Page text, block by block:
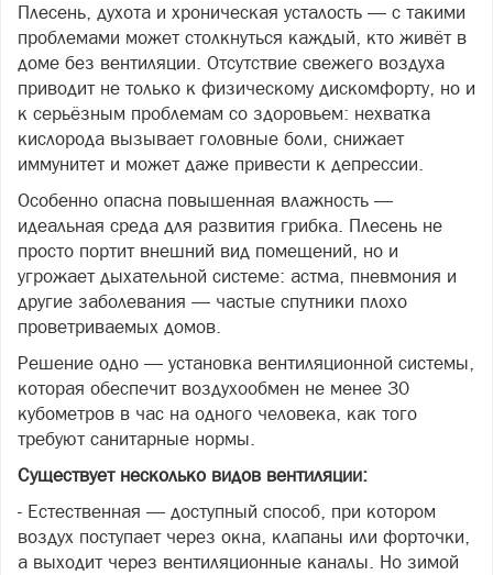
Плесень, духота и хроническая усталость — с такими
проблемами может столкнуться каждый, кто живёт в
доме без вентиляции. Отсутствие свежего воздуха
приводит не только к физическому дискомфорту, но и
к серьёзным проблемам со здоровьем: нехватка
кислорода вызывает головные боли, снижает
иммунитет и может даже привести к депрессии.
Особенно опасна повышенная влажность —
идеальная среда для развития грибка. Плесень не
просто портит внешний вид помещений, но и
угрожает дыхательной системе: астма, пневмония и
другие заболевания — частые спутники плохо
проветриваемых домов.
Решение одно — установка вентиляционной системы,
которая обеспечит воздухообмен не менее 30
кубометров в час на одного человека, как того
требуют санитарные нормы.
Существует несколько видов вентиляции:
- Естественная — доступный способ, при котором
воздух поступает через окна, клапаны или форточки,
а выходит через вентиляционные каналы. Но зимой